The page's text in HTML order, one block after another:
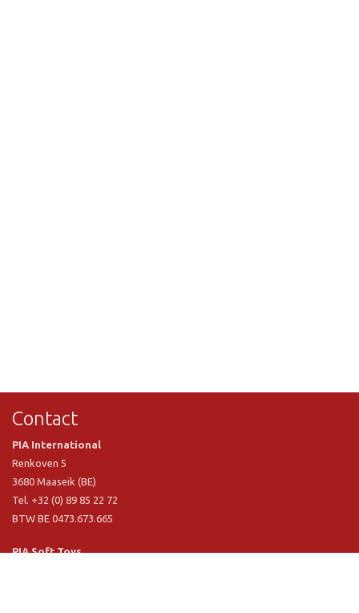
Contact
PIA International
Renkoven 5
3680 Maaseik (BE)
Tel. +32 (0) 89 85 22 72
BTW BE 0473.673.665
PIA Soft Toys